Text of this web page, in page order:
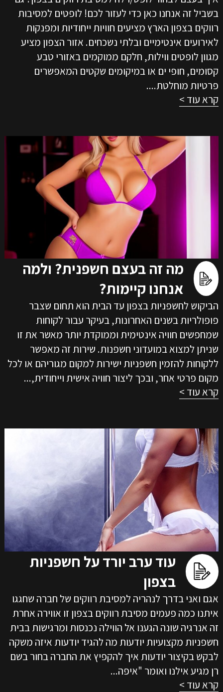
בשביל זה אנחנו כאן כדי לעזור לכם! לופטים למסיבות
רווקים בצפון הארץ מציעים חוויות ייחודיות ומפנקות
לאירועים אינטימיים ובלתי נשכחים. אזור הצפון מציע
מגוון לופטים ווילות, חלקם ממוקמים באזורי טבע
קסומים, חופי ים או במיקומים שקטים המאפשרים
פרטיות מוחלטת....
קרא עוד >
מה זה בעצם חשפנית? ולמה
אנחנו קיימות?
הביקוש לחשפניות בצפון עד הבית הוא תחום שצבר
פופולריות בשנים האחרונות, בעיקר עבור לקוחות
שמחפשים חוויה אינטימית וממוקדת יותר מאשר את זו
שניתן למצוא במועדוני חשפנות. שירות זה מאפשר
ללקוחות להזמין חשפניות ישירות למקום מגוריהם או לכל
מקום פרטי אחר, ובכך ליצור חוויה אישית וייחודית,...
קרא עוד >
עוד ערב יורד על חשפניות
בצפון
אגם ואני בדרך לנהריה למסיבת רווקים של חברה שחגגו
איתנו כמה פעמים מסיבת רווקים בצפון זו אווירה אחרת
זה אנרגיה שונה הגענו אל הווילה נכנסות ומרגישות בבית
חשפניות מקצועיות יודעות מה להגיד יודעות איזה משקה
לבקש בקיצור יודעות איך להקפיץ את החברה בחור בשם
רן מגיע אילנו ואומר "איפה...
קרא עוד >